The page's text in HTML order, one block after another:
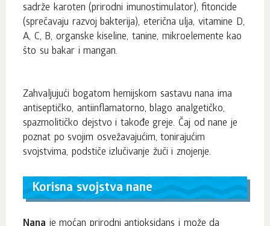
sadrže karoten (prirodni imunostimulator), fitoncide
(sprečavaju razvoj bakterija), eterična ulja, vitamine D,
A, C, B, organske kiseline, tanine, mikroelemente kao
što su bakar i mangan.
Zahvaljujući bogatom hemijskom sastavu nana ima
antiseptičko, antiinflamatorno, blago analgetičko,
spazmolitičko dejstvo i takođe greje. Čaj od nane je
poznat po svojim osvežavajućim, tonirajućim
svojstvima, podstiče izlučivanje žuči i znojenje.
Korisna svojstva nane